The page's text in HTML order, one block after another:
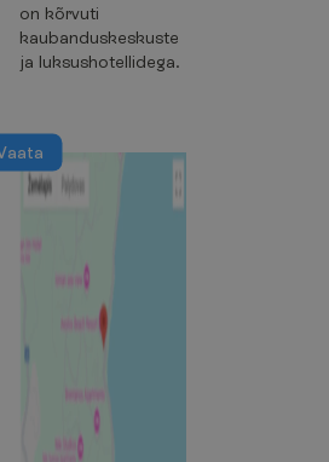
on kõrvuti
kaubanduskeskuste
ja luksushotellidega.
aata